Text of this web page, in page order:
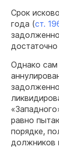
Срок
года (ст.
достаточно
Однако
равно
порядке,
должников